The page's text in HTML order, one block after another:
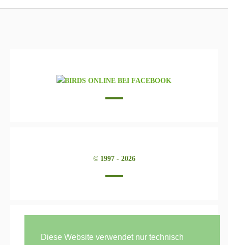
© 1997 - 2026
Diese Website verwendet nur technisch